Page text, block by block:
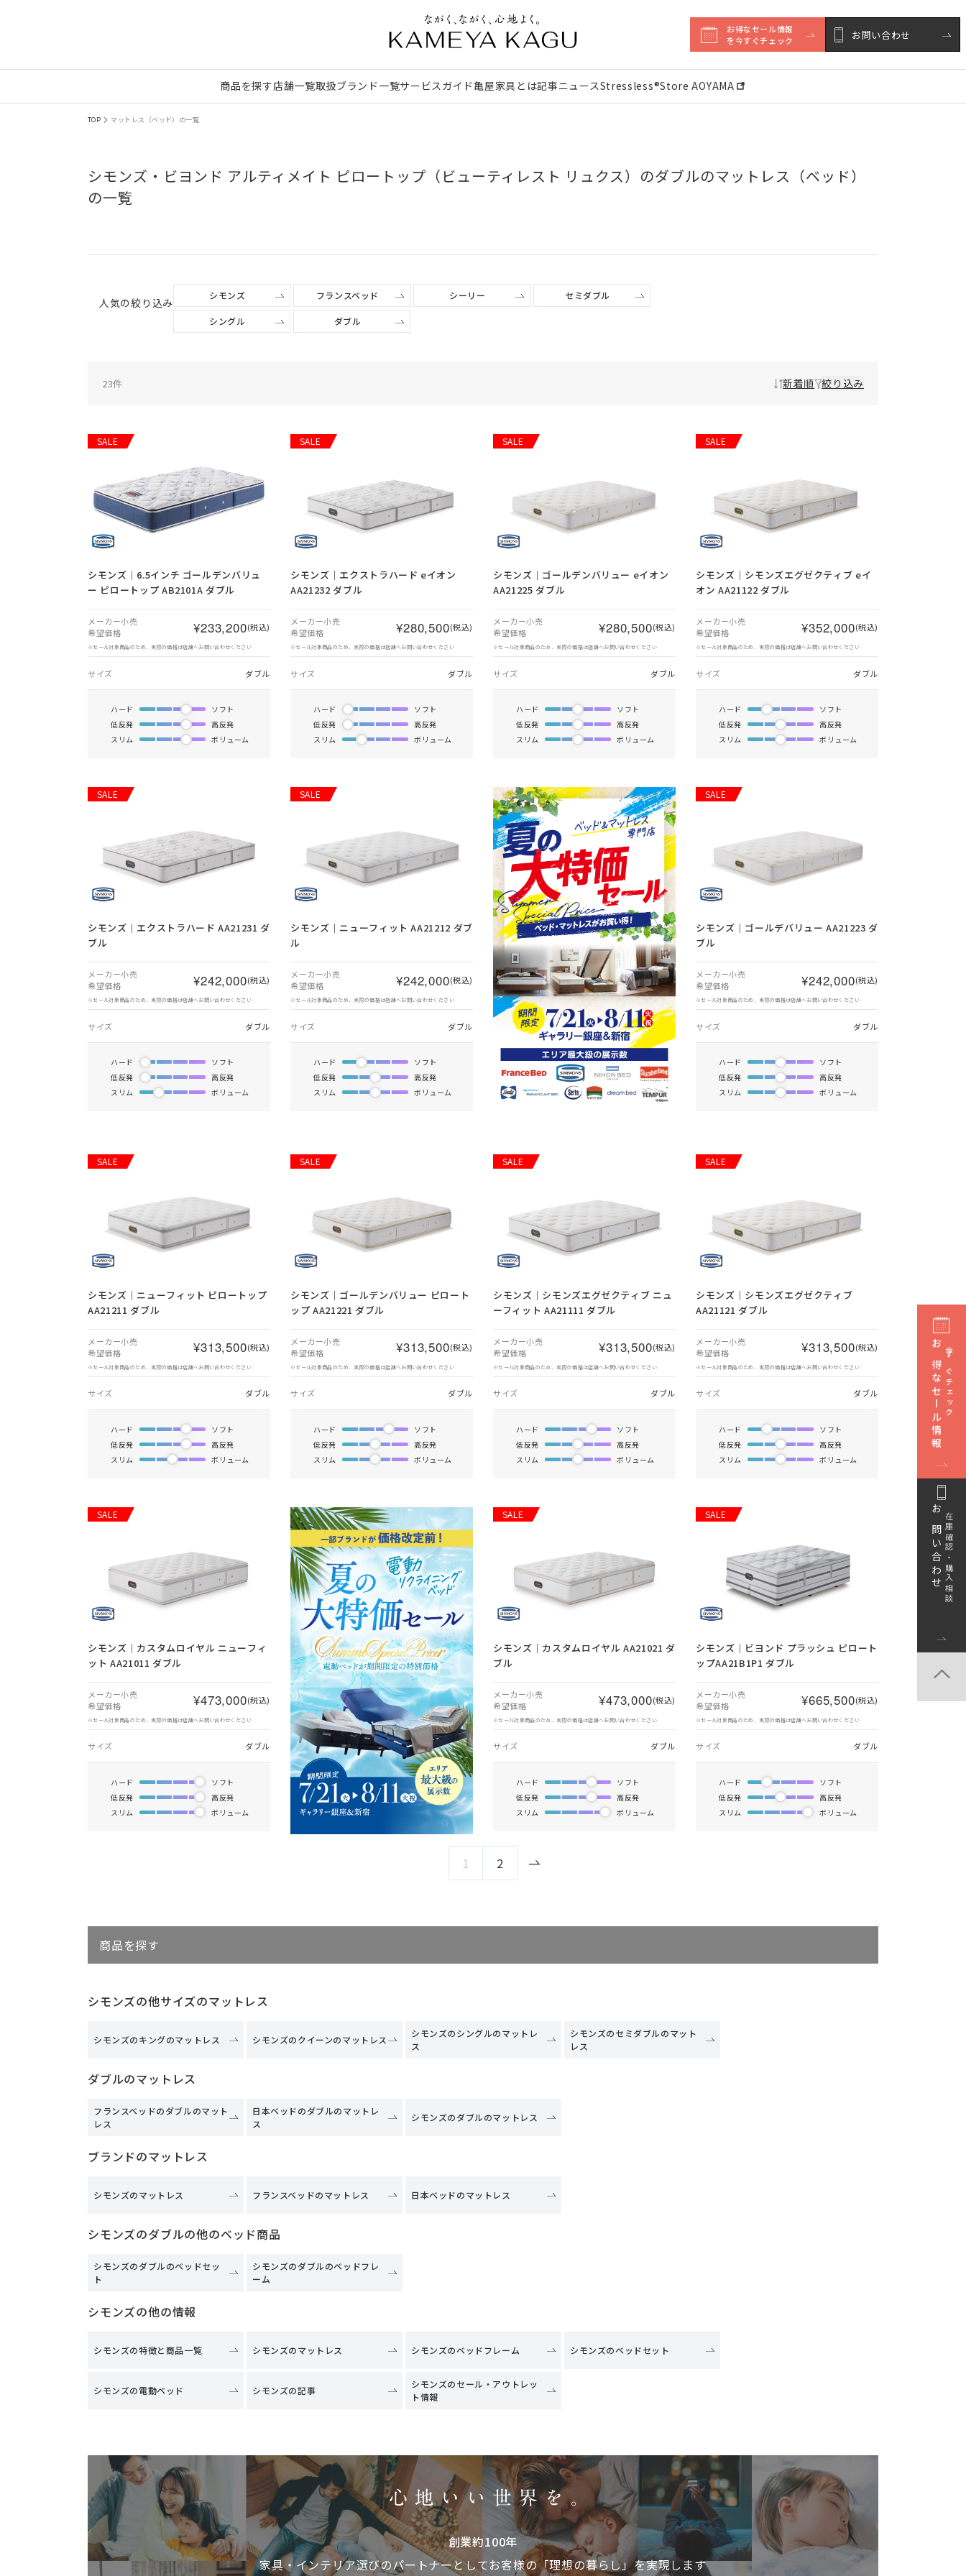
お得なセール情報
を今すぐチェック
お問い合わせ
商品を探す店舗一覧取扱ブランド一覧サービスガイド亀屋家具とは記事ニュースStressless®︎Store AOYAMA
TOP マットレス（ベッド）の一覧
シモンズ・ビヨンド アルティメイト ピロートップ（ビューティレスト リュクス）のダブルのマットレス（ベッド）
の一覧
人気の絞り込み シモンズ フランスベッド シーリー セミダブル
シングル ダブル
23件 新着順 絞り込み
SALE
シモンズ｜6.5インチ ゴールデンバリュ
ー ピロートップ AB2101A ダブル
メーカー小売
希望価格
¥233,200(税込)
※セール対象商品のため、実際の価格は店舗へお問い合わせください
サイズ ダブル
ハード
ソフト
低反発
高反発
スリム
ボリューム
SALE
シモンズ｜エクストラハード eイオン
AA21232 ダブル
メーカー小売
希望価格
¥280,500(税込)
※セール対象商品のため、実際の価格は店舗へお問い合わせください
サイズ ダブル
ハード
ソフト
低反発
高反発
スリム
ボリューム
SALE
シモンズ｜ゴールデンバリュー eイオン
AA21225 ダブル
メーカー小売
希望価格
¥280,500(税込)
※セール対象商品のため、実際の価格は店舗へお問い合わせください
サイズ ダブル
ハード
ソフト
低反発
高反発
スリム
ボリューム
SALE
シモンズ｜シモンズエグゼクティブ eイ
オン AA21122 ダブル
メーカー小売
希望価格
¥352,000(税込)
※セール対象商品のため、実際の価格は店舗へお問い合わせください
サイズ ダブル
ハード
ソフト
低反発
高反発
スリム
ボリューム
SALE
シモンズ｜エクストラハード AA21231 ダ
ブル
メーカー小売
希望価格
¥242,000(税込)
※セール対象商品のため、実際の価格は店舗へお問い合わせください
サイズ ダブル
ハード
ソフト
低反発
高反発
スリム
ボリューム
SALE
シモンズ｜ニューフィット AA21212 ダブ
ル
メーカー小売
希望価格
¥242,000(税込)
※セール対象商品のため、実際の価格は店舗へお問い合わせください
サイズ ダブル
ハード
ソフト
低反発
高反発
スリム
ボリューム
SALE
シモンズ｜ゴールデバリュー AA21223 ダ
ブル
メーカー小売
希望価格
¥242,000(税込)
※セール対象商品のため、実際の価格は店舗へお問い合わせください
サイズ ダブル
ハード
ソフト
低反発
高反発
スリム
ボリューム
SALE
シモンズ｜ニューフィット ピロートップ
AA21211 ダブル
メーカー小売
希望価格
¥313,500(税込)
※セール対象商品のため、実際の価格は店舗へお問い合わせください
サイズ ダブル
ハード
ソフト
低反発
高反発
スリム
ボリューム
SALE
シモンズ｜ゴールデンバリュー ピロート
ップ AA21221 ダブル
メーカー小売
希望価格
¥313,500(税込)
※セール対象商品のため、実際の価格は店舗へお問い合わせください
サイズ ダブル
ハード
ソフト
低反発
高反発
スリム
ボリューム
SALE
シモンズ｜シモンズエグゼクティブ ニュ
ーフィット AA21111 ダブル
メーカー小売
希望価格
¥313,500(税込)
※セール対象商品のため、実際の価格は店舗へお問い合わせください
サイズ ダブル
ハード
ソフト
低反発
高反発
スリム
ボリューム
SALE
シモンズ｜シモンズエグゼクティブ
AA21121 ダブル
メーカー小売
希望価格
¥313,500(税込)
※セール対象商品のため、実際の価格は店舗へお問い合わせください
サイズ ダブル
ハード
ソフト
低反発
高反発
スリム
ボリューム
SALE
シモンズ｜カスタムロイヤル ニューフィ
ット AA21011 ダブル
メーカー小売
希望価格
¥473,000(税込)
※セール対象商品のため、実際の価格は店舗へお問い合わせください
サイズ ダブル
ハード
ソフト
低反発
高反発
スリム
ボリューム
SALE
シモンズ｜カスタムロイヤル AA21021 ダ
ブル
メーカー小売
希望価格
¥473,000(税込)
※セール対象商品のため、実際の価格は店舗へお問い合わせください
サイズ ダブル
ハード
ソフト
低反発
高反発
スリム
ボリューム
SALE
シモンズ｜ビヨンド プラッシュ ピロート
ップAA21B1P1 ダブル
メーカー小売
希望価格
¥665,500(税込)
※セール対象商品のため、実際の価格は店舗へお問い合わせください
サイズ ダブル
ハード
ソフト
低反発
高反発
スリム
ボリューム
1 2
商品を探す
シモンズの他サイズのマットレス
シモンズのキングのマットレス シモンズのクイーンのマットレス
シモンズのシングルのマットレ
ス
シモンズのセミダブルのマット
レス
ダブルのマットレス
フランスベッドのダブルのマット
レス
日本ベッドのダブルのマットレ
ス
シモンズのダブルのマットレス
ブランドのマットレス
シモンズのマットレス フランスベッドのマットレス 日本ベッドのマットレス
シモンズのダブルの他のベッド商品
シモンズのダブルのベッドセッ
ト
シモンズのダブルのベッドフレ
ーム
シモンズの他の情報
シモンズの特徴と商品一覧 シモンズのマットレス シモンズのベッドフレーム シモンズのベッドセット
シモンズの電動ベッド シモンズの記事
シモンズのセール・アウトレッ
ト情報
創業約100年
家具・インテリア選びのパートナーとしてお客様の「理想の暮らし」を実現します
今すぐチェック
お得なセール情報
お問い合わせ在庫確認・購入相談